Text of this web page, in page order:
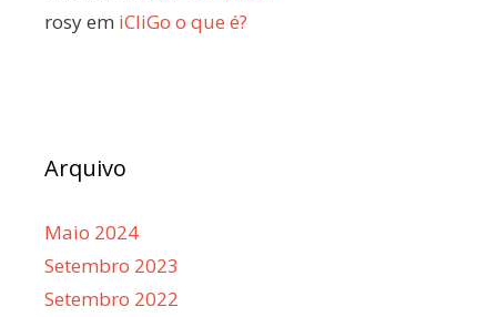
rosyem iCliGo o que é?
Arquivo
Maio 2024
Setembro 2023
Setembro 2022